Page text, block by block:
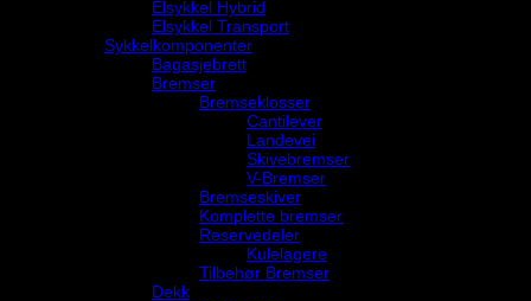
Elsykkel Hybrid
Elsykkel Transport
Sykkelkomponenter
Bagasjebrett
Bremser
Bremseklosser
Cantilever
Landevei
Skivebremser
V-Bremser
Bremseskiver
Komplette bremser
Reservedeler
Kulelagere
Tilbehør Bremser
Dekk